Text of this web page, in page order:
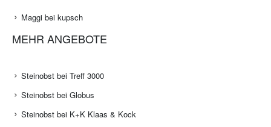
Maggi bei kupsch
MEHR ANGEBOTE
Steinobst bei Treff 3000
Steinobst bei Globus
Steinobst bei K+K Klaas & Kock